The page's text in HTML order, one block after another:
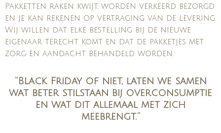
Pakketten raken kwijt, worden verkeerd bezorgd
en je kan rekenen op vertraging van de levering.
Wij willen dat elke bestelling bij de nieuwe
eigenaar terecht komt en dat de pakketjes met
zorg en aandacht behandeld worden.
“Black Friday of niet, laten we samen
wat beter stilstaan bij overconsumptie
en wat dit allemaal met zich
meebrengt.”